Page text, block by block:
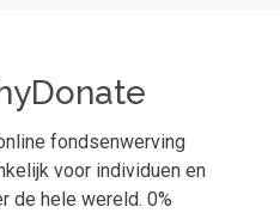
fondsenwerving
voor individuen en
de hele wereld. 0%